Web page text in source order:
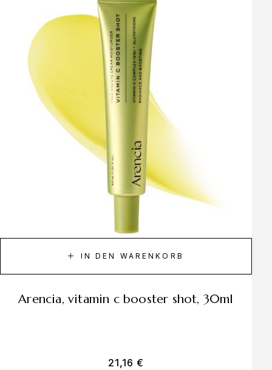
IN DEN WARENKORB
arencia, vitamin c booster shot, 30ml
21,16 €